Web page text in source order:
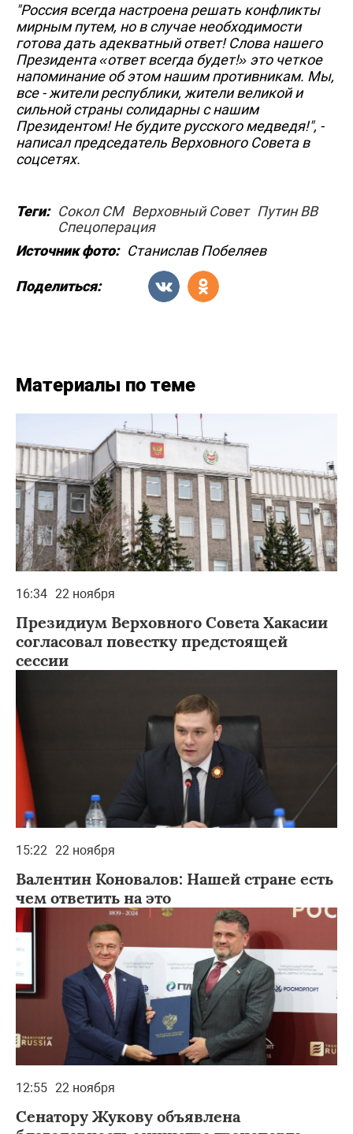
"Россия всегда настроена решать конфликты
мирным путем, но в случае необходимости
готова дать адекватный ответ! Слова нашего
Президента «ответ всегда будет!» это четкое
напоминание об этом нашим противникам. Мы,
все - жители республики, жители великой и
сильной страны солидарны с нашим
Президентом! Не будите русского медведя!", -
написал председатель Верховного Совета в
соцсетях.
Теги: Сокол СМ Верховный Совет Путин ВВ
Спецоперация
Источник фото: Станислав Побеляев
Поделиться:
Материалы по теме
16:34 22 ноября
Президиум Верховного Совета Хакасии
согласовал повестку предстоящей
сессии
15:22 22 ноября
Валентин Коновалов: Нашей стране есть
чем ответить на это
12:55 22 ноября
Сенатору Жукову объявлена